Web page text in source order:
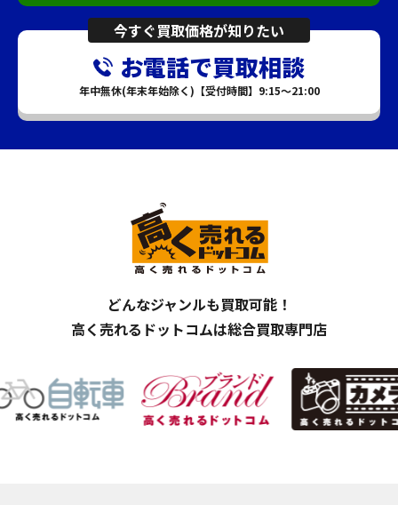
今すぐ買取価格が知りたい
お電話で買取相談
年中無休(年末年始除く)【受付時間】9:15～21:00
どんなジャンルも買取可能！
高く売れるドットコムは総合買取専門店